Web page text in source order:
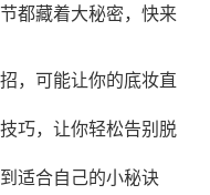
都藏着大秘密，快来
，可能让你的底妆直
巧，让你轻松告别脱
适合自己的小秘诀